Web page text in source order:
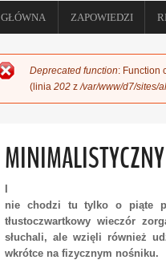
GŁÓWNA ZAPOWIEDZI
KOMUNIKAT O BŁĘDZIE
Deprecated function: Function
(linia 202 z/var/www/d7/sites/
nie chodzi tu tylko o piąte
tłustoczwartkowy wieczór
słuchali, ale wzięli również
wkrótce na fizycznym nośniku.